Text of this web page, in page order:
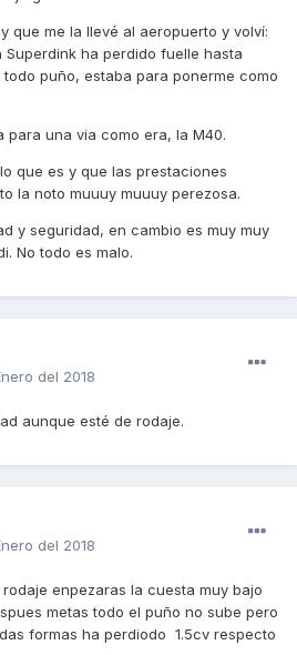
que me la llevé al aeropuerto y volví:
ha perdido fuelle hasta
puño, estaba para ponerme como
para una via como era, la M40.
que es y que las prestaciones
la noto muuuy muuuy perezosa.
y seguridad, en cambio es muy muy
No todo es malo.
del 2018
aunque esté de rodaje.
del 2018
enpezaras la cuesta muy bajo
metas todo el puño no sube pero
formas ha perdiodo 1.5cv respecto